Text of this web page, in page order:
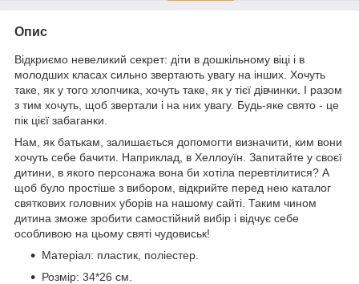
Опис
Відкриємо невеликий секрет: діти в дошкільному віці і в
молодших класах сильно звертають увагу на інших. Хочуть
таке, як у того хлопчика, хочуть таке, як у тієї дівчинки. І разом
з тим хочуть, щоб звертали і на них увагу. Будь-яке свято - це
пік цієї забаганки.
Нам, як батькам, залишається допомогти визначити, ким вони
хочуть себе бачити. Наприклад, в Хеллоуїн. Запитайте у своєї
дитини, в якого персонажа вона би хотіла перевтілитися? А
щоб було простіше з вибором, відкрийте перед нею каталог
святкових головних уборів на нашому сайті. Таким чином
дитина зможе зробити самостійний вибір і відчує себе
особливою на цьому святі чудовиськ!
Матеріал: пластик, поліестер.
Розмір: 34*26 см.